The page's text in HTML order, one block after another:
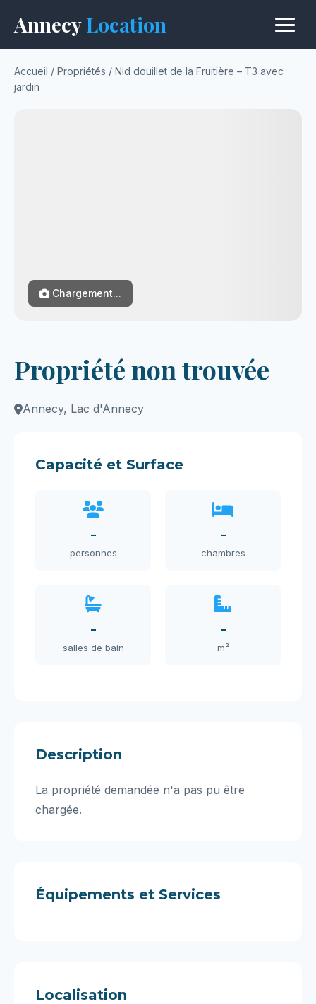
AnnecyLocation
Accueil / Propriétés / Nid douillet de la Fruitière – T3 avec
jardin
Chargement...
Propriété non trouvée
Annecy, Lac d'Annecy
Capacité et Surface
-
personnes
-
chambres
-
salles de bain
-
m²
Description
La propriété demandée n'a pas pu être
chargée.
Équipements et Services
Localisation